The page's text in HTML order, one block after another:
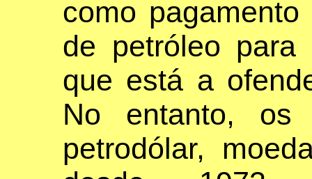
como
de petróleo
que está a
No entanto, os
petrodólar,